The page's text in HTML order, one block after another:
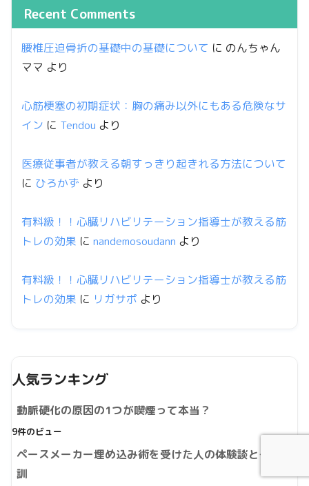
Recent Comments
腰椎圧迫骨折の基礎中の基礎について に のんちゃん
ママ より
心筋梗塞の初期症状：胸の痛み以外にもある危険なサ
イン に Tendou より
医療従事者が教える朝すっきり起きれる方法について
に ひろかず より
有料級！！心臓リハビリテーション指導士が教える筋
トレの効果 に nandemosoudann より
有料級！！心臓リハビリテーション指導士が教える筋
トレの効果 に リガサポ より
人気ランキング
動脈硬化の原因の1つが喫煙って本当？
9件のビュー
ペースメーカー埋め込み術を受けた人の体験談とその教
訓